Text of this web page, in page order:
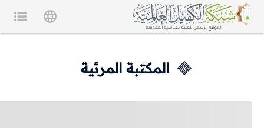
المكتبة المرئية